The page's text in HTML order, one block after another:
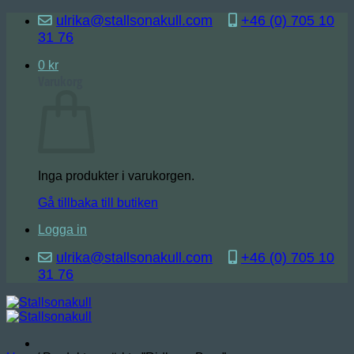
Skip
content
ulrika@stallsonakull.com
+46 (0) 705 10
31 76
0 kr
Inga produkter i varukorgen.
Gå tillbaka till butiken
Logga in
ulrika@stallsonakull.com
+46 (0) 705 10
31 76